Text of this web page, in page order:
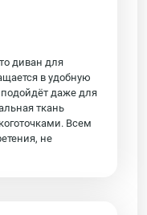
диван для
в удобную
даже для
ткань
Всем
не